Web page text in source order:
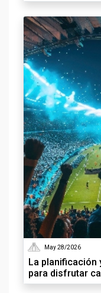
May 28/2026
La planificación
para disfrutar